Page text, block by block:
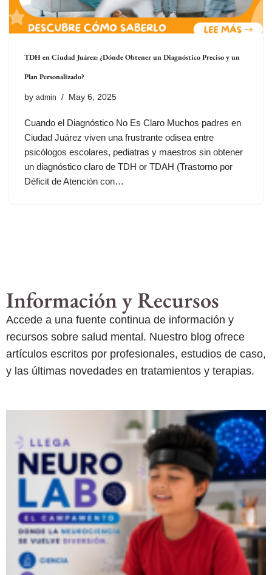
TDH en Ciudad Juárez: ¿Dónde Obtener un Diagnóstico Preciso y un
Plan Personalizado?
by admin May 6, 2025
Cuando el Diagnóstico No Es Claro Muchos padres en
Ciudad Juárez viven una frustrante odisea entre
psicólogos escolares, pediatras y maestros sin obtener
un diagnóstico claro de TDH or TDAH (Trastorno por
Déficit de Atención con…
Información y Recursos
Accede a una fuente continua de información y
recursos sobre salud mental. Nuestro blog ofrece
artículos escritos por profesionales, estudios de caso,
y las últimas novedades en tratamientos y terapias.